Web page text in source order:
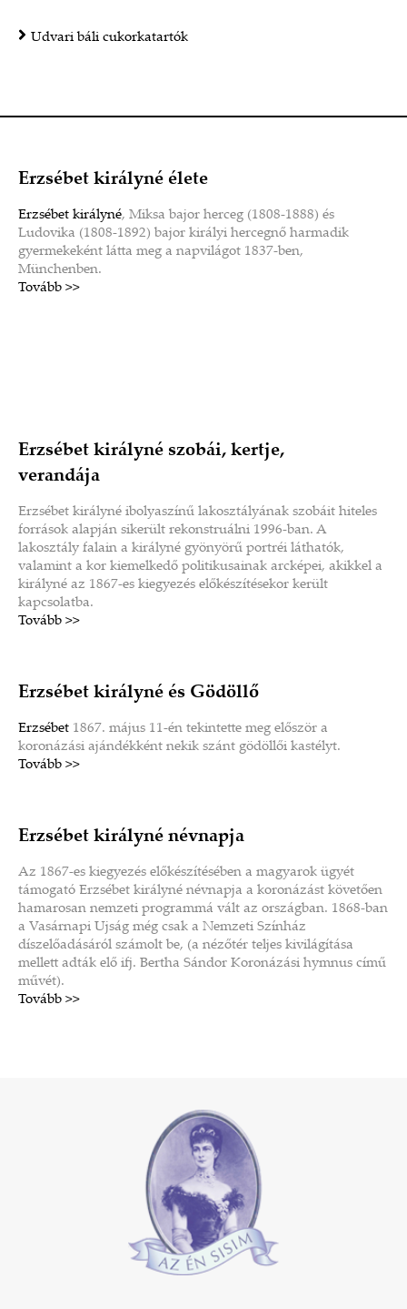
Udvari báli cukorkatartók
Erzsébet királyné élete
Erzsébet királyné, Miksa bajor herceg (1808-1888) és
Ludovika (1808-1892) bajor királyi hercegnő harmadik
gyermekeként látta meg a napvilágot 1837-ben,
Münchenben.
Tovább >>
Erzsébet királyné szobái, kertje,
verandája
Erzsébet királyné ibolyaszínű lakosztályának szobáit hiteles
források alapján sikerült rekonstruálni 1996-ban. A
lakosztály falain a királyné gyönyörű portréi láthatók,
valamint a kor kiemelkedő politikusainak arcképei, akikkel a
királyné az 1867-es kiegyezés előkészítésekor került
kapcsolatba.
Tovább >>
Erzsébet királyné és Gödöllő
Erzsébet 1867. május 11-én tekintette meg először a
koronázási ajándékként nekik szánt gödöllői kastélyt.
Tovább >>
Erzsébet királyné névnapja
Az 1867-es kiegyezés előkészítésében a magyarok ügyét
támogató Erzsébet királyné névnapja a koronázást követően
hamarosan nemzeti programmá vált az országban. 1868-ban
a Vasárnapi Ujság még csak a Nemzeti Színház
díszelőadásáról számolt be, (a nézőtér teljes kivilágítása
mellett adták elő ifj. Bertha Sándor Koronázási hymnus című
művét).
Tovább >>